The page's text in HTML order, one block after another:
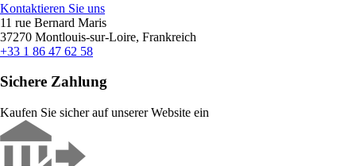
Kontaktieren Sie uns
11 rue Bernard Maris
37270 Montlouis-sur-Loire, Frankreich
+33 1 86 47 62 58
Sichere Zahlung
Kaufen Sie sicher auf unserer Website ein